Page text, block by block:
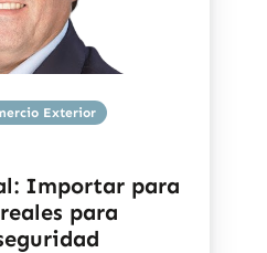
Exterior
Importar para
para